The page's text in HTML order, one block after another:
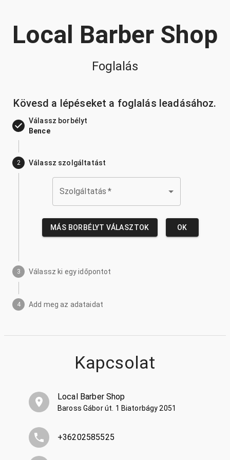
Local Barber Shop
Foglalás
Kövesd a lépéseket a foglalás leadásához.
Válassz borbélyt
Bence
2 Válassz szolgáltatást
Szolgáltatás *
MÁS BORBÉLYT VÁLASZTOK OK
3 Válassz ki egy időpontot
4 Add meg az adataidat
Kapcsolat
Local Barber Shop
Baross Gábor út. 1 Biatorbágy 2051
+36202585525